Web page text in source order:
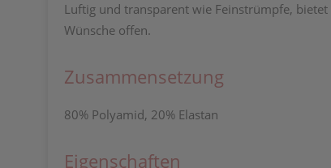
Luftig und transparent wie Feinstrümpfe, bietet
Wünsche offen.
Zusammensetzung
80% Polyamid, 20% Elastan
Eigenschaften